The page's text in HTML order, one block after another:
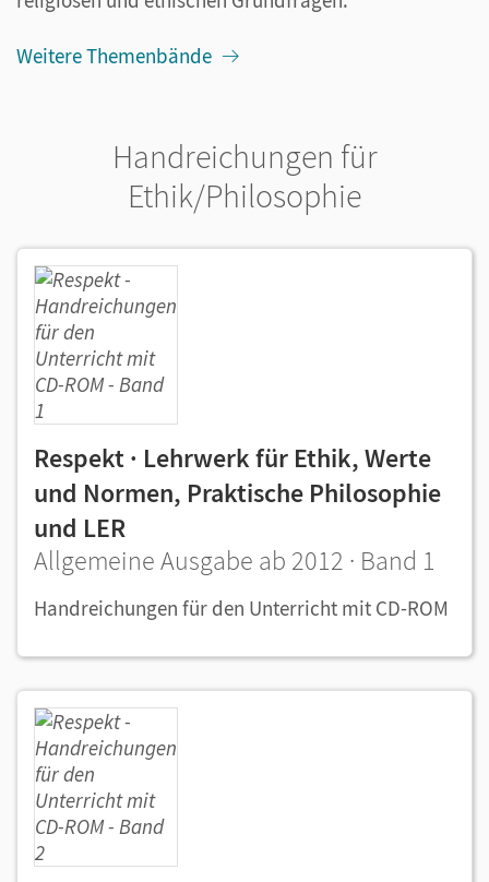
Weitere Themenbände
Handreichungen für
Ethik/Philosophie
Respekt · Lehrwerk für Ethik, Werte
und Normen, Praktische Philosophie
und LER
Allgemeine Ausgabe ab 2012 · Band 1
Handreichungen für den Unterricht mit CD-ROM